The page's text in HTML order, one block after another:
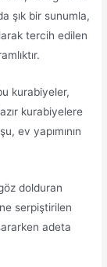
şık bir sunumla,
tercih edilen
kurabiyeler,
kurabiyelere
ev yapımının
dolduran
serpiştirilen
adeta